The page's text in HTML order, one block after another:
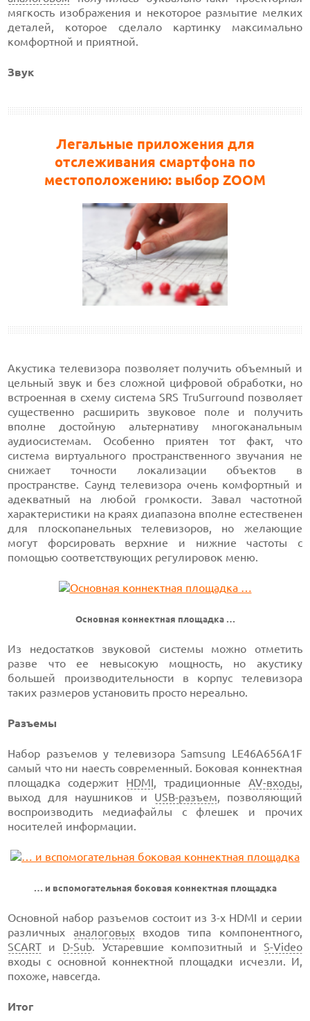
мягкость изображения и некоторое размытие мелких
деталей, которое сделало картинку максимально
комфортной и приятной.
Звук
Легальные приложения для
отслеживания смартфона по
местоположению: выбор ZOOM
Акустика телевизора позволяет получить объемный и
цельный звук и без сложной цифровой обработки, но
встроенная в схему система SRS TruSurround позволяет
существенно расширить звуковое поле и получить
вполне достойную альтернативу многоканальным
аудиосистемам. Особенно приятен тот факт, что
система виртуального пространственного звучания не
снижает точности локализации объектов в
пространстве. Саунд телевизора очень комфортный и
адекватный на любой громкости. Завал частотной
характеристики на краях диапазона вполне естественен
для плоскопанельных телевизоров, но желающие
могут форсировать верхние и нижние частоты с
помощью соответствующих регулировок меню.
Основная коннектная площадка …
Из недостатков звуковой системы можно отметить
разве что ее невысокую мощность, но акустику
большей производительности в корпус телевизора
таких размеров установить просто нереально.
Разъемы
Набор разъемов у телевизора Samsung LE46A656A1F
самый что ни наесть современный. Боковая коннектная
площадка содержит HDMI, традиционные AV-входы,
выход для наушников и USB-разъем, позволяющий
воспроизводить медиафайлы с флешек и прочих
носителей информации.
… и вспомогательная боковая коннектная площадка
Основной набор разъемов состоит из 3-х HDMI и серии
различных аналоговыхвходов типа компонентного,
SCART и D-Sub. Устаревшие композитный и S-Video
входы с основной коннектной площадки исчезли. И,
похоже, навсегда.
Итог